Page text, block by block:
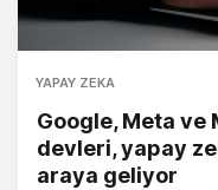
YAPAY ZEKA
Google, Meta
devleri, yapay
araya geliyor